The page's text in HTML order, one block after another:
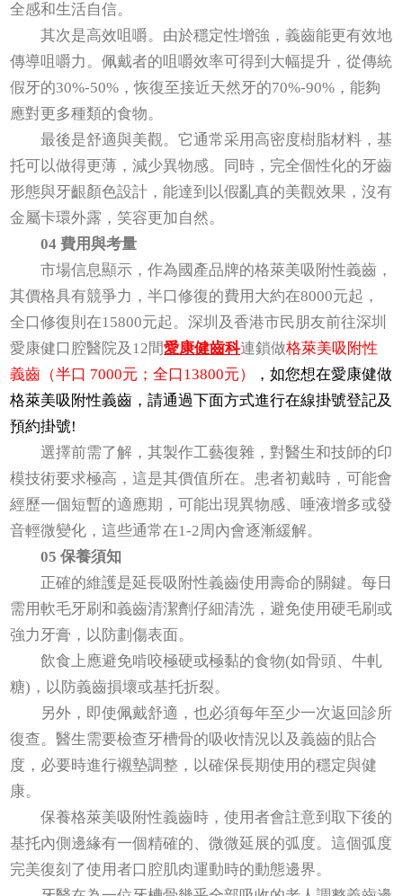
全感和生活自信。
其次是高效咀嚼。由於穩定性增強，義齒能更有效地
傳導咀嚼力。佩戴者的咀嚼效率可得到大幅提升，從傳統
假牙的30%-50%，恢復至接近天然牙的70%-90%，能夠
應對更多種類的食物。
最後是舒適與美觀。它通常采用高密度樹脂材料，基
托可以做得更薄，減少異物感。同時，完全個性化的牙齒
形態與牙齦顏色設計，能達到以假亂真的美觀效果，沒有
金屬卡環外露，笑容更加自然。
04 費用與考量
市場信息顯示，作為國產品牌的格萊美吸附性義齒，
其價格具有競爭力，半口修復的費用大約在8000元起，
全口修復則在15800元起。深圳及香港市民朋友前往深圳
愛康健口腔醫院及12間愛康健齒科連鎖做格萊美吸附性
義齒（半口 7000元；全口13800元）
，如您想在愛康健做
格萊美吸附性義齒，請通過下面方式進行在線掛號登記及
預約掛號!
選擇前需了解，其製作工藝復雜，對醫生和技師的印
模技術要求極高，這是其價值所在。患者初戴時，可能會
經歷一個短暫的適應期，可能出現異物感、唾液增多或發
音輕微變化，這些通常在1-2周內會逐漸緩解。
05 保養須知
正確的維護是延長吸附性義齒使用壽命的關鍵。每日
需用軟毛牙刷和義齒清潔劑仔細清洗，避免使用硬毛刷或
強力牙膏，以防劃傷表面。
飲食上應避免啃咬極硬或極黏的食物(如骨頭、牛軋
糖)，以防義齒損壞或基托折裂。
另外，即使佩戴舒適，也必須每年至少一次返回診所
復查。醫生需要檢查牙槽骨的吸收情況以及義齒的貼合
度，必要時進行襯墊調整，以確保長期使用的穩定與健
康。
保養格萊美吸附性義齒時，使用者會註意到取下後的
基托內側邊緣有一個精確的、微微延展的弧度。這個弧度
完美復刻了使用者口腔肌肉運動時的動態邊界。